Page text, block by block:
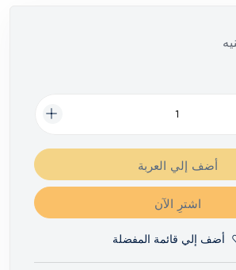
أضف إلي العربة
اشترِ الآن
أضف إلي قائمة المفضلة